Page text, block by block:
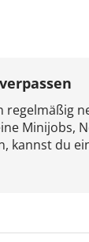
regelmäßig
Minijobs,
kannst du